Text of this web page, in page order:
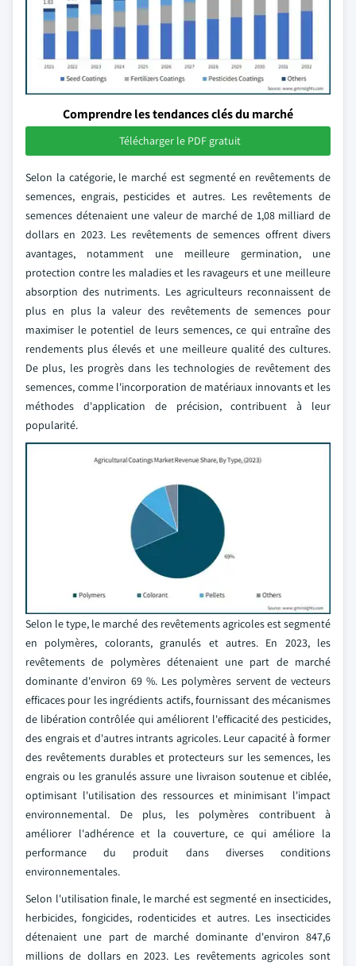
Comprendre les tendances clés du marché
Télécharger le PDF gratuit
Selon la catégorie, le marché est segmenté en revêtements de
semences, engrais, pesticides et autres. Les revêtements de
semences détenaient une valeur de marché de 1,08 milliard de
dollars en 2023. Les revêtements de semences offrent divers
avantages, notamment une meilleure germination, une
protection contre les maladies et les ravageurs et une meilleure
absorption des nutriments. Les agriculteurs reconnaissent de
plus en plus la valeur des revêtements de semences pour
maximiser le potentiel de leurs semences, ce qui entraîne des
rendements plus élevés et une meilleure qualité des cultures.
De plus, les progrès dans les technologies de revêtement des
semences, comme l'incorporation de matériaux innovants et les
méthodes d'application de précision, contribuent à leur
popularité.
Selon le type, le marché des revêtements agricoles est segmenté
en polymères, colorants, granulés et autres. En 2023, les
revêtements de polymères détenaient une part de marché
dominante d'environ 69 %. Les polymères servent de vecteurs
efficaces pour les ingrédients actifs, fournissant des mécanismes
de libération contrôlée qui améliorent l'efficacité des pesticides,
des engrais et d'autres intrants agricoles. Leur capacité à former
des revêtements durables et protecteurs sur les semences, les
engrais ou les granulés assure une livraison soutenue et ciblée,
optimisant l'utilisation des ressources et minimisant l'impact
environnemental. De plus, les polymères contribuent à
améliorer l'adhérence et la couverture, ce qui améliore la
performance du produit dans diverses conditions
environnementales.
Selon l'utilisation finale, le marché est segmenté en insecticides,
herbicides, fongicides, rodenticides et autres. Les insecticides
détenaient une part de marché dominante d'environ 847,6
millions de dollars en 2023. Les revêtements agricoles sont